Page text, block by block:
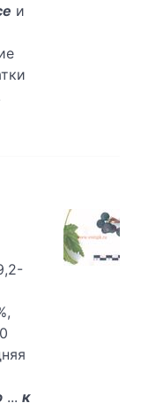
и
... к